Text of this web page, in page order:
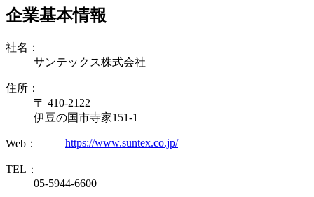
企業基本情報
社名：
サンテックス株式会社
住所：
〒 410-2122
伊豆の国市寺家151-1
Web： https://www.suntex.co.jp/
TEL：
05-5944-6600